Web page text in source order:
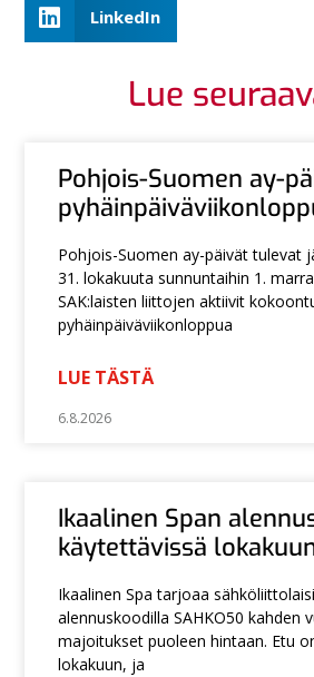
LinkedIn
Lue
Pohjois-Suomen ay-
Pohjois-Suomen ay-päivät tulevat
31. lokakuuta sunnuntaihin 1.
SAK:laisten liittojen aktiivit
pyhäinpäiväviikonloppua
LUE TÄSTÄ
6.8.2026
Ikaalinen Span
käytettävissä
Ikaalinen Spa tarjoaa
alennuskoodilla SAHKO50 kahden
majoitukset puoleen hintaan. Etu
lokakuun, ja